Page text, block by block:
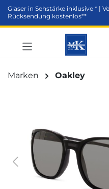
springen
Gläser in Sehstärke inklusive * |
Rücksendung kostenlos**
Marken Oakley